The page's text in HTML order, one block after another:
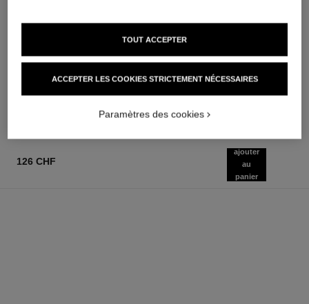
Twist and Spray Flacon
Rechargeable – Eau de Toilette
All-over Spray
Réf. 123710
103 chf
126 CHF
ajouter
au
panier
ACCEPTER LES COOKIES STRICTEMENT NÉCESSAIRES
TOUT ACCEPTER
Paramètres des cookies